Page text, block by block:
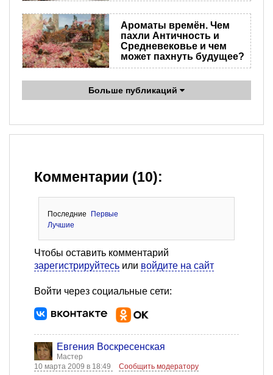
Ароматы времён. Чем
пахли Античность и
Средневековье и чем
может пахнуть будущее?
Больше публикаций
Комментарии (10):
Последние
Первые
Лучшие
Чтобы оставить комментарий
зарегистрируйтесь или войдите на сайт
Войти через социальные сети:
Евгения Воскресенская
Мастер
10 марта 2009 в 18:49
Сообщить модератору